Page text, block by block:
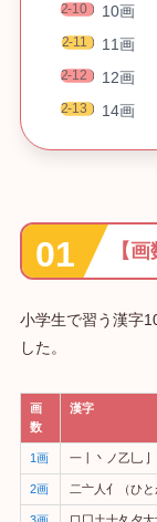
10画
11画
12画
14画
【
小学生で習う漢字
した。
画
数
漢字
1画 一丨丶ノ乙乚亅
2画 二亠人亻（ひ